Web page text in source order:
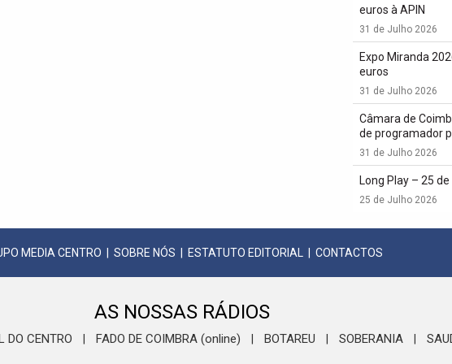
euros à APIN
31 de Julho 2026
Expo Miranda
euros
31 de Julho 2026
Câmara de
de programador
31 de Julho 2026
Long Play – 25
25 de Julho 2026
MEDIA CENTRO SOBRE NÓS ESTATUTO EDITORIAL CONTACTOS
AS NOSSAS RÁDIOS
DO CENTRO FADO DE COIMBRA (online) BOTAREU SOBERANIA